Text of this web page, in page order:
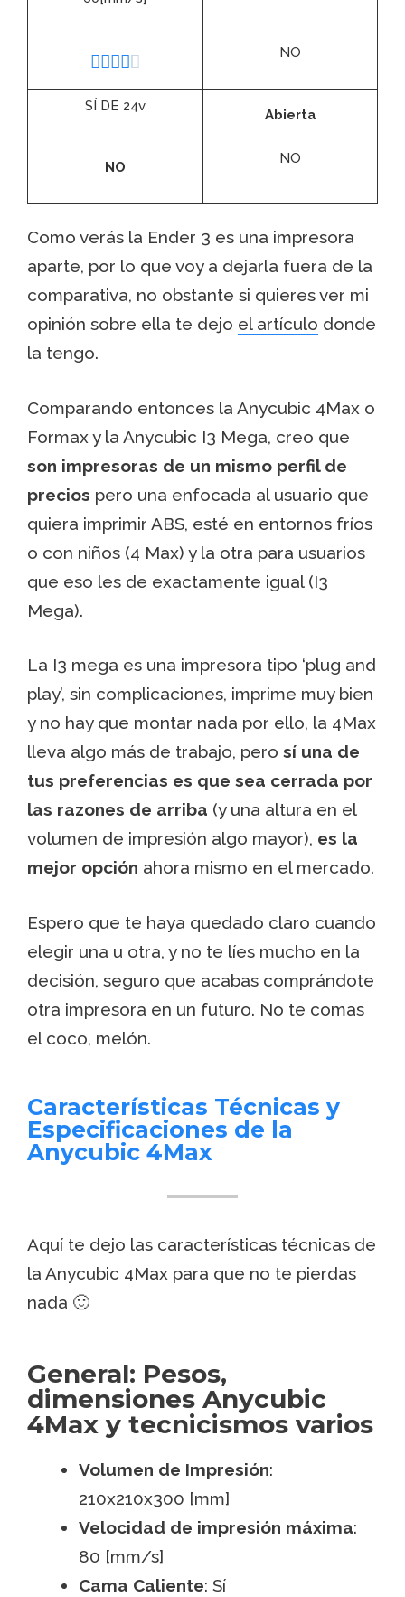
 
NO
SÍ DE 24v
NO
Abierta
NO
Como verás la Ender 3 es una impresora
aparte, por lo que voy a dejarla fuera de la
comparativa, no obstante si quieres ver mi
opinión sobre ella te dejo el artículo donde
la tengo.
Comparando entonces la Anycubic 4Max o
Formax y la Anycubic I3 Mega, creo que
son impresoras de un mismo perfil de
precios pero una enfocada al usuario que
quiera imprimir ABS, esté en entornos fríos
o con niños (4 Max) y la otra para usuarios
que eso les de exactamente igual (I3
Mega).
La I3 mega es una impresora tipo ‘plug and
play’, sin complicaciones, imprime muy bien
y no hay que montar nada por ello, la 4Max
lleva algo más de trabajo, pero sí una de
tus preferencias es que sea cerrada por
las razones de arriba (y una altura en el
volumen de impresión algo mayor), es la
mejor opción ahora mismo en el mercado.
Espero que te haya quedado claro cuando
elegir una u otra, y no te líes mucho en la
decisión, seguro que acabas comprándote
otra impresora en un futuro. No te comas
el coco, melón.
Características Técnicas y
Especificaciones de la
Anycubic 4Max
Aquí te dejo las características técnicas de
la Anycubic 4Max para que no te pierdas
nada 🙂
General: Pesos,
dimensiones Anycubic
4Max y tecnicismos varios
Volumen de Impresión:
210x210x300 [mm]
Velocidad de impresión máxima:
80 [mm/s]
Cama Caliente: Sí